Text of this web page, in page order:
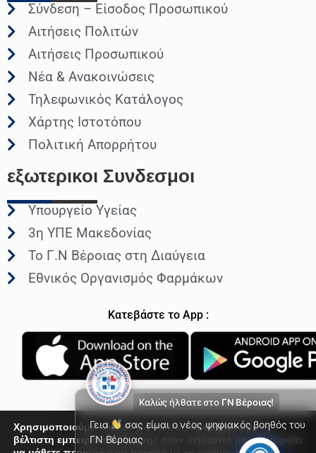
Σύνδεση – Είσοδος Προσωπικού
Αιτήσεις Πολιτών
Αιτήσεις Προσωπικού
Νέα & Ανακοινώσεις
Τηλεφωνικός Κατάλογος
Χάρτης Ιστοτόπου
Πολιτική Απορρήτου
εξωτερικοι Συνδεσμοι
Υπουργείο Υγείας
3η ΥΠΕ Μακεδονίας
Το Γ.Ν Βέροιας στη Διαύγεια
Εθνικός Οργανισμός Φαρμάκων
Κατεβάστε το App :
Καλώς ήλθατε στο ΓΝ Βέροιας!
Γεια
σας είμαι ο νέος ψηφιακός βοηθός του
ΓΝ Βέροιας
Χρησιμοποιούμε cookies για να σας προσφέρουμε τη
βέλτιστη εμπειρία πλοήγησης στον ιστότοπό μας. Μπορείτε